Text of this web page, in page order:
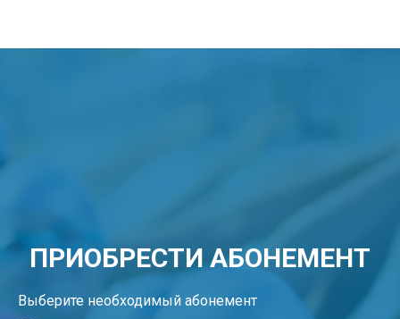
ПРИОБРЕСТИ АБОНЕМЕНТ
Выберите необходимый абонемент